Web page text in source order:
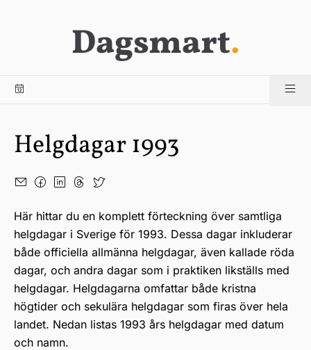
Dagsmart.
Helgdagar 1993
Här hittar du en komplett förteckning över samtliga
helgdagar i Sverige för 1993. Dessa dagar inkluderar
både officiella allmänna helgdagar, även kallade röda
dagar, och andra dagar som i praktiken likställs med
helgdagar. Helgdagarna omfattar både kristna
högtider och sekulära helgdagar som firas över hela
landet. Nedan listas 1993 års helgdagar med datum
och namn.